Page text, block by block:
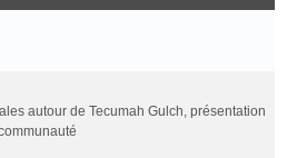
autour de Tecumah Gulch, présentation